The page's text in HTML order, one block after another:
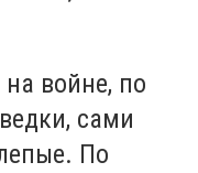
войне, по
сами
По